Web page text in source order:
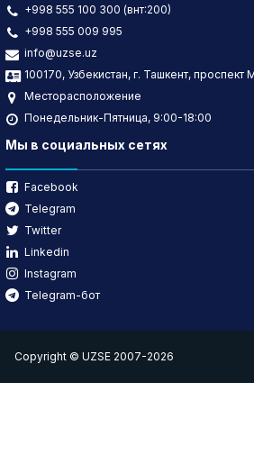
+998 555 100 300 (внт:200)
+998 555 009 995
info@uzse.uz
100170, Узбекистан, г. Ташкент, проспект
Месторасположение
Понедельник-Пятница, 9:00-18:00
Мы в социальных сетях
Facebook
Telegram
Twitter
Linkedin
Instagram
Telegram-бот
Copyright © UZSE 2007-2026